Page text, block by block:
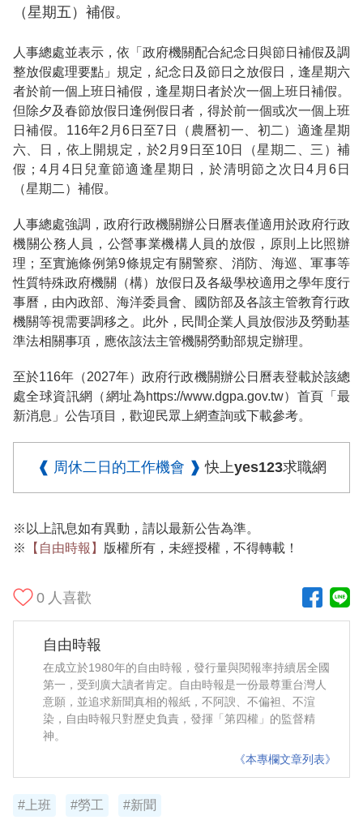
（星期五）補假。
人事總處並表示，依「政府機關配合紀念日與節日補假及調
整放假處理要點」規定，紀念日及節日之放假日，逢星期六
者於前一個上班日補假，逢星期日者於次一個上班日補假。
但除夕及春節放假日逢例假日者，得於前一個或次一個上班
日補假。116年2月6日至7日（農曆初一、初二）適逢星期
六、日，依上開規定，於2月9日至10日（星期二、三）補
假；4月4日兒童節適逢星期日，於清明節之次日4月6日
（星期二）補假。
人事總處強調，政府行政機關辦公日曆表僅適用於政府行政
機關公務人員，公營事業機構人員的放假，原則上比照辦
理；至實施條例第9條規定有關警察、消防、海巡、軍事等
性質特殊政府機關（構）放假日及各級學校適用之學年度行
事曆，由內政部、海洋委員會、國防部及各該主管教育行政
機關等視需要調移之。此外，民間企業人員放假涉及勞動基
準法相關事項，應依該法主管機關勞動部規定辦理。
至於116年（2027年）政府行政機關辦公日曆表登載於該總
處全球資訊網（網址為https://www.dgpa.gov.tw）首頁「最
新消息」公告項目，歡迎民眾上網查詢或下載參考。
❰ 周休二日的工作機會 ❱ 快上yes123求職網
※以上訊息如有異動，請以最新公告為準。
※
【自由時報】 版權所有，未經授權，不得轉載！
0 人喜歡
自由時報
在成立於1980年的自由時報，發行量與閱報率持續居全國
第一，受到廣大讀者肯定。自由時報是一份最尊重台灣人
意願，並追求新聞真相的報紙，不阿諛、不偏袒、不渲
染，自由時報只對歷史負責，發揮「第四權」的監督精
神。
《本專欄文章列表》
#上班 #勞工 #新聞